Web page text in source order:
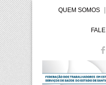
QUEM SOMOS